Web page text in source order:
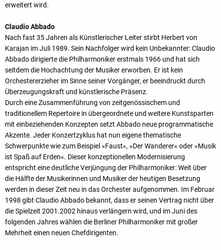
erweitert wird.
Claudio Abbado
Nach fast 35 Jahren als Künstlerischer Leiter stirbt Herbert von
Karajan im Juli 1989. Sein Nachfolger wird kein Unbekannter: Claudio
Abbado dirigierte die Philharmoniker erstmals 1966 und hat sich
seitdem die Hochachtung der Musiker erworben. Er ist kein
Orchestererzieher im Sinne seiner Vorgänger, er beeindruckt durch
Überzeugungskraft und künstlerische Präsenz.
Durch eine Zusammenführung von zeitgenössischem und
traditionellem Repertoire in übergeordnete und weitere Kunstsparten
mit einbeziehenden Konzepten setzt Abbado neue programmatische
Akzente. Jeder Konzertzyklus hat nun eigene thematische
Schwerpunkte wie zum Beispiel »Faust«, »Der Wanderer« oder »Musik
ist Spaß auf Erden«. Dieser konzeptionellen Modernisierung
entspricht eine deutliche Verjüngung der Philharmoniker: Weit über
die Hälfte der Musikerinnen und Musiker der heutigen Besetzung
werden in dieser Zeit neu in das Orchester aufgenommen. Im Februar
1998 gibt Claudio Abbado bekannt, dass er seinen Vertrag nicht über
die Spielzeit 2001.2002 hinaus verlängern wird, und im Juni des
folgenden Jahres wählen die Berliner Philharmoniker mit großer
Mehrheit einen neuen Chefdirigenten.